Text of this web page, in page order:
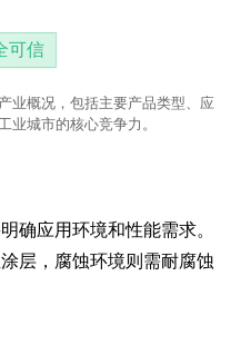
可信
业概况，包括主要产品类型、应
业城市的核心竞争力。
确应用环境和性能需求。
层，腐蚀环境则需耐腐蚀